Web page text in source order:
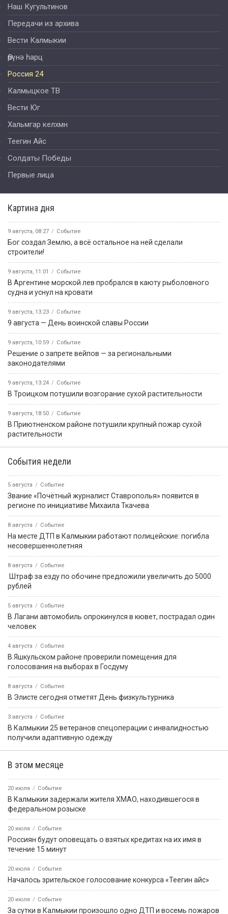
Программы
Бачм интервью.
Наш Кугультинов
Передачи из архива
Вести Калмыкии
Өрүнә һарц
Россия 24
Калмыцкое ТВ
Последние новости
9 августа Событие
Четвероногий боец Баста помогает своему хозяину в зоне
СВО
9 августа Событие
9 августа 1945 года — начало Маньчжурской операции
Красной армии
9 августа Событие
В Троицком потушили возгорание сухой растительности
9 августа Событие
9 августа — День воинской славы России
9 августа Событие
В Аргентине морской лев пробрался в каюту рыболовного
судна и уснул на кровати
9 августа Событие
Решение о запрете вейпов — за региональными
законодателями
9 августа Событие
Бог создал Землю, а всё остальное на ней сделали
строители!
8 августа Событие
Владыка Зосима навсегда останется в сердцах верующих
Калмыкии
8 августа Событие
В Калмыкии следователи устанавливают обстоятельства
гибели мужчины при пожаре
ПРИЁМНАЯ ПРЕЗИДЕНТА РОССИЙСКОЙ